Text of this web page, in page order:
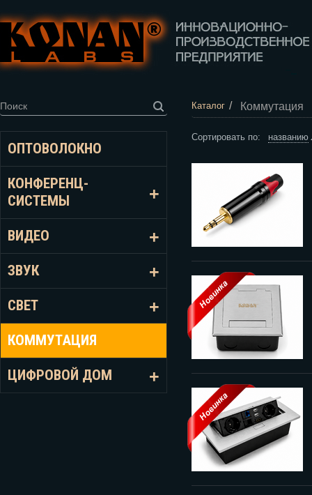
ОПТОВОЛОКНО
КОНФЕРЕНЦ-
СИСТЕМЫ
ВИДЕО
ЗВУК
СВЕТ
КОММУТАЦИЯ
ЦИФРОВОЙ ДОМ
Каталог / Коммутация
Сортировать по: названию